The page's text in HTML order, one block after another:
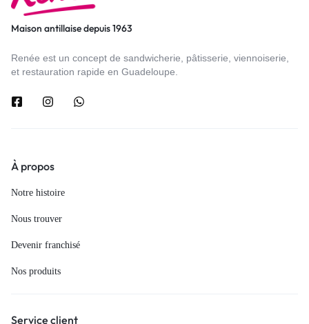
Maison antillaise depuis 1963
Renée est un concept de sandwicherie, pâtisserie, viennoiserie,
et restauration rapide en Guadeloupe.
À propos
Notre histoire
Nous trouver
Devenir franchisé
Nos produits
Service client